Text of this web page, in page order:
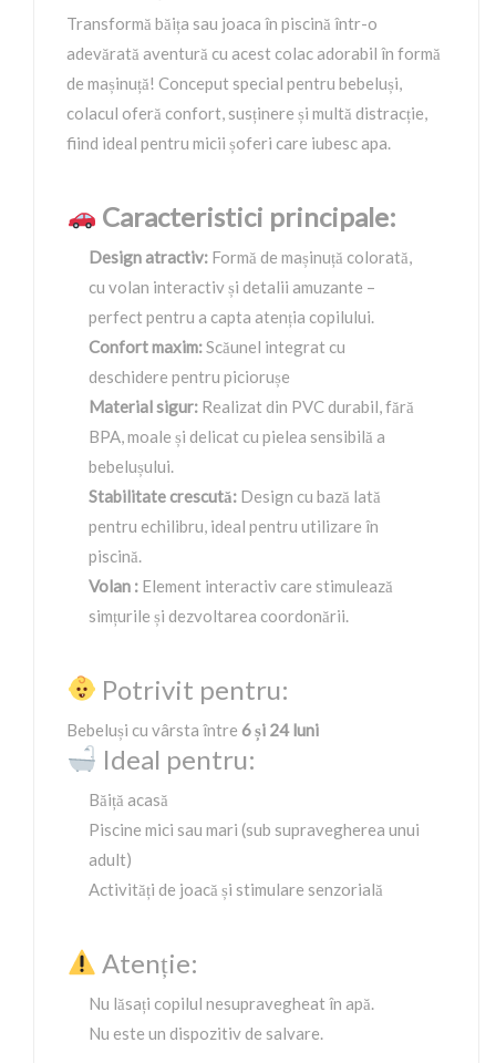
Transformă băița sau joaca în piscină într-o
adevărată aventură cu acest colac adorabil în formă
de mașinuță! Conceput special pentru bebeluși,
colacul oferă confort, susținere și multă distracție,
fiind ideal pentru micii șoferi care iubesc apa.
Caracteristici principale:
Design atractiv: Formă de mașinuță colorată,
cu volan interactiv și detalii amuzante –
perfect pentru a capta atenția copilului.
Confort maxim:Scăunel integrat cu
deschidere pentru piciorușe
Material sigur: Realizat din PVC durabil, fără
BPA, moale și delicat cu pielea sensibilă a
bebelușului.
Stabilitate crescută: Design cu bază lată
pentru echilibru, ideal pentru utilizare în
piscină.
Volan : Element interactiv care stimulează
simțurile și dezvoltarea coordonării.
Potrivit pentru:
Bebeluși cu vârsta între 6 și 24 luni
Ideal pentru:
Băiță acasă
Piscine mici sau mari (sub supravegherea unui
adult)
Activități de joacă și stimulare senzorială
Atenție:
Nu lăsați copilul nesupravegheat în apă.
Nu este un dispozitiv de salvare.